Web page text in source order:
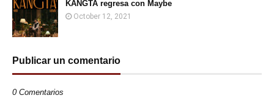
KANGTA regresa con Maybe
October 12, 2021
Publicar un comentario
0 Comentarios